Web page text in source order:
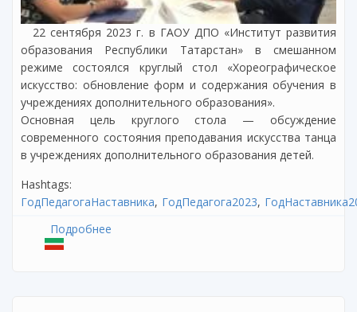
22 сентября 2023 г. в ГАОУ ДПО «Институт развития
образования Республики Татарстан» в смешанном
режиме состоялся круглый стол «Хореографическое
искусство: обновление форм и содержания обучения в
учреждениях дополнительного образования».
Основная цель круглого стола — обсуждение
современного состояния преподавания искусства танца
в учреждениях дополнительного образования детей.
Hashtags:
ГодПедагогаНаставника ГодПедагога2023
Подробнее